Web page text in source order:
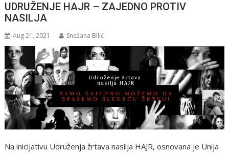
UDRUŽENJE HAJR – ZAJEDNO PROTIV
NASILJA
Aug 21, 2021 Snežana Bilić
Na inicijativu Udruženja žrtava nasilja HAJR, osnovana je Unija